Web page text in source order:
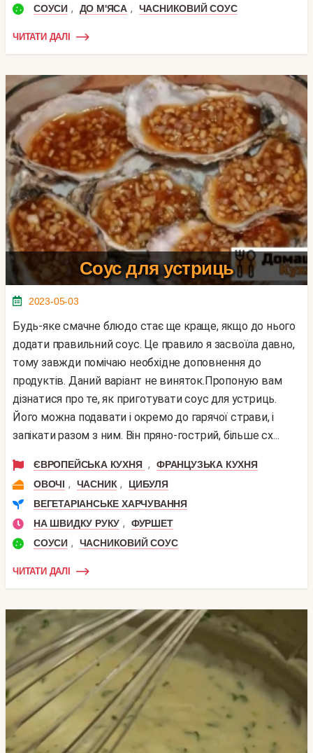
СОУСИ , ДО М'ЯСА , ЧАСНИКОВИЙ СОУС
ЧИТАТИ ДАЛІ
Соус для устриць
2023-05-03
Будь-яке смачне блюдо стає ще краще, якщо до нього
додати правильний соус. Це правило я засвоїла давно,
тому завжди помічаю необхідне доповнення до
продуктів. Даний варіант не виняток.Пропоную вам
дізнатися про те, як приготувати соус для устриць.
Його можна подавати і окремо до гарячої страви, і
запікати разом з ним. Він пряно-гострий, більше сх...
ЄВРОПЕЙСЬКА КУХНЯ ,
ФРАНЦУЗЬКА КУХНЯ
ОВОЧІ , ЧАСНИК ,
ЦИБУЛЯ
ВЕГЕТАРІАНСЬКЕ ХАРЧУВАННЯ
НА ШВИДКУ РУКУ ,
ФУРШЕТ
СОУСИ , ЧАСНИКОВИЙ СОУС
ЧИТАТИ ДАЛІ